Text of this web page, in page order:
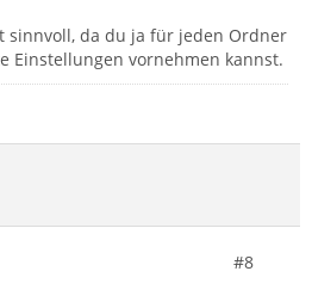
sinnvoll, da du ja für jeden Ordner
Einstellungen vornehmen kannst.
#8